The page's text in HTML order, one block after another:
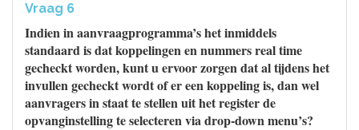
Vraag 6
Indien in aanvraagprogramma’s het inmiddels
standaard is dat koppelingen en nummers real time
gecheckt worden, kunt u ervoor zorgen dat al tijdens het
invullen gecheckt wordt of er een koppeling is, dan wel
aanvragers in staat te stellen uit het register de
opvanginstelling te selecteren via drop-down menu’s?